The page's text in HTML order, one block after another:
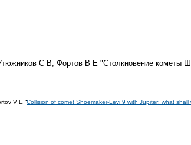
С В, Фортов В Е "Столкновение кометы
V E “Collision of comet Shoemaker-Levi 9 with Jupiter: what shall